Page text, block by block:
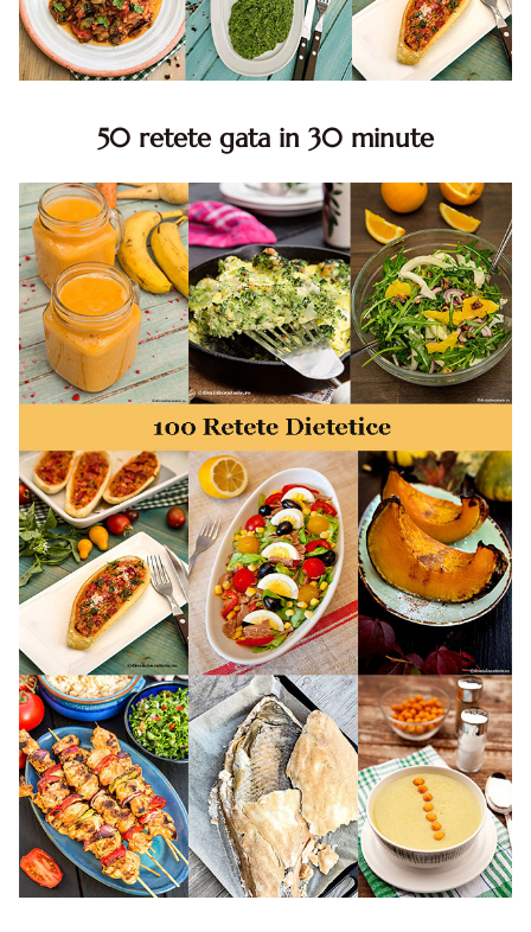
50 retete gata in 30 minute
minute. Retete rapide. Retete rapide de mancare. Idei
retete mancare rapid